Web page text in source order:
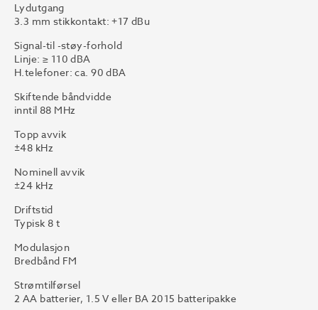
Lydutgang
3.3 mm stikkontakt: +17 dBu
Signal-til -støy-forhold
Linje: ≥ 110 dBA
H.telefoner: ca. 90 dBA
Skiftende båndvidde
inntil 88 MHz
Topp avvik
±48 kHz
Nominell avvik
±24 kHz
Driftstid
Typisk 8 t
Modulasjon
Bredbånd FM
Strømtilførsel
2 AA batterier, 1.5 V eller BA 2015 batteripakke